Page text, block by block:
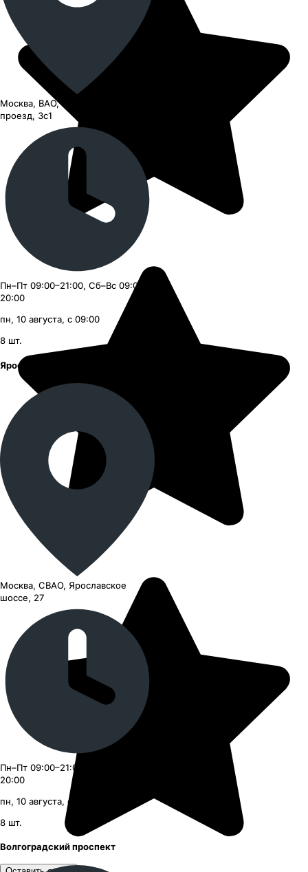
Москва, ВАО, Черницынский
проезд, 3с1
Пн–Пт 09:00–21:00, Сб–Вс 09:00–
20:00
пн, 10 августа, с 09:00
8 шт.
Ярославское шоссе
Москва, СВАО, Ярославское
шоссе, 27
Пн–Пт 09:00–21:00, Сб–Вс 09:00–
20:00
пн, 10 августа, с 09:00
8 шт.
Волгоградский проспект